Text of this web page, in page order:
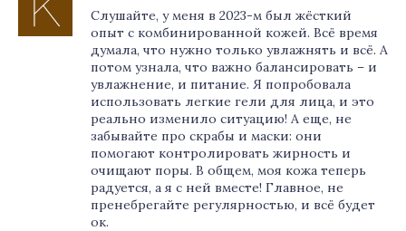
Слушайте, у меня в 2023-м был жёсткий
опыт с комбинированной кожей. Всё время
думала, что нужно только увлажнять и всё. А
потом узнала, что важно балансировать – и
увлажнение, и питание. Я попробовала
использовать легкие гели для лица, и это
реально изменило ситуацию! А еще, не
забывайте про скрабы и маски: они
помогают контролировать жирность и
очищают поры. В общем, моя кожа теперь
радуется, а я с ней вместе! Главное, не
пренебрегайте регулярностью, и всё будет
ок.